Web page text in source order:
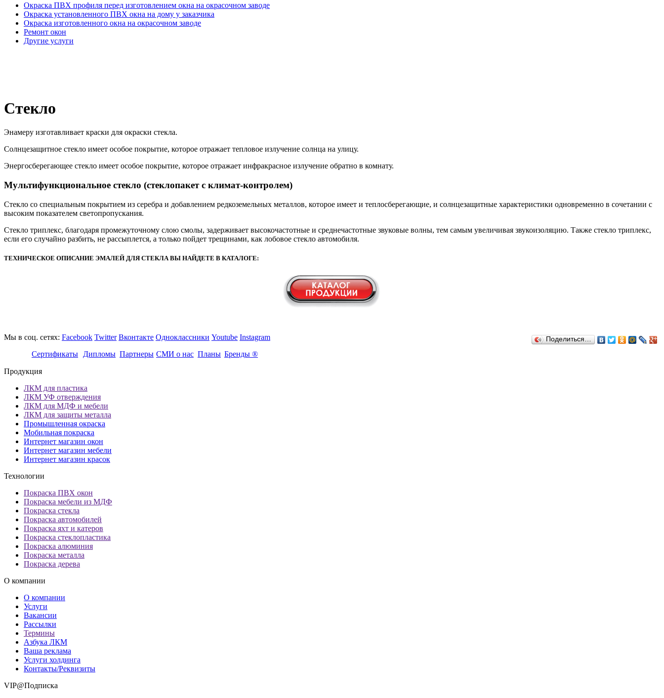
Окраска ПВХ профиля перед изготовлением окна на окрасочном заводе
Окраска установленного ПВХ окна на дому у заказчика
Окраска изготовленного окна на окрасочном заводе
Ремонт окон
Другие услуги
Стекло
Энамеру изготавливает краски для окраски стекла.
Солнцезащитное стекло имеет особое покрытие, которое отражает тепловое излучение солнца на улицу.
Энергосберегающее стекло имеет особое покрытие, которое отражает инфракрасное излучение обратно в комнату.
Мультифункциональное стекло (стеклопакет с климат-контролем)
Стекло со специальным покрытием из серебра и добавлением редкоземельных металлов, которое имеет и теплосберегающие, и солнцезащитные характеристики одновременно в сочетании с
высоким показателем светопропускания.
Стекло триплекс, благодаря промежуточному слою смолы, задерживает высокочастотные и среднечастотные звуковые волны, тем самым увеличивая звукоизоляцию. Также стекло триплекс,
если его случайно разбить, не рассыплется, а только пойдет трещинами, как лобовое стекло автомобиля.
ТЕХНИЧЕСКОЕ ОПИСАНИЕ ЭМАЛЕЙ ДЛЯ СТЕКЛА ВЫ НАЙДЕТЕ В КАТАЛОГЕ:
Поделиться…
Мы в соц. сетях: Facebook Twitter Вконтакте Одноклассники Youtube Instagram
Сертификаты
Дипломы Партнеры СМИ о нас Планы Бренды ®
Продукция
ЛКМ для пластика
ЛКМ УФ отверждения
ЛКМ для МДФ и мебели
ЛКМ для защиты металла
Промышленная окраска
Мобильная покраска
Интернет магазин окон
Интернет магазин мебели
Интернет магазин красок
Технологии
Покраска ПВХ окон
Покраска мебели из МДФ
Покраска стекла
Покраска автомобилей
Покраска яхт и катеров
Покраска стеклопластика
Покраска алюминия
Покраска металла
Покраска дерева
О компании
О компании
Услуги
Вакансии
Рассылки
Термины
Азбука ЛКМ
Ваша реклама
Услуги холдинга
Контакты/Реквизиты
VIP@Подписка